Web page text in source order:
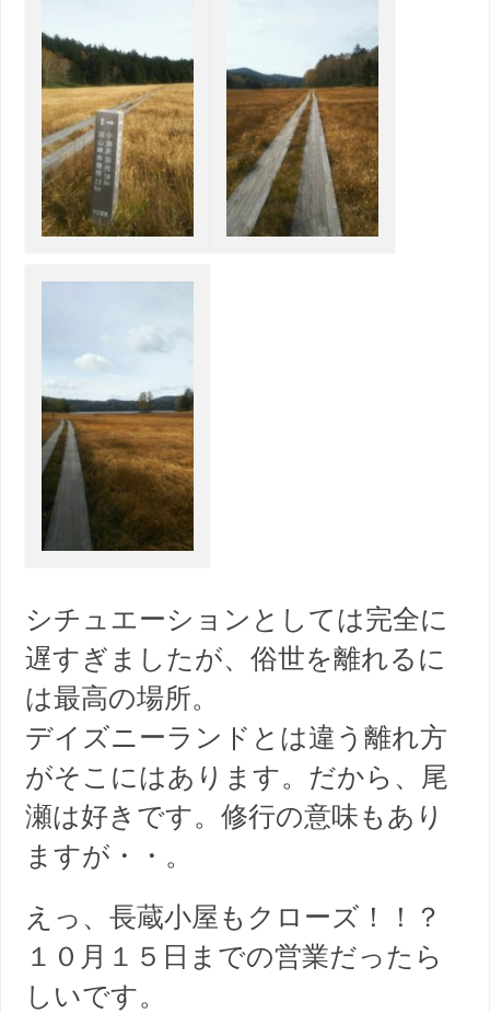
シチュエーションとしては完全に
遅すぎましたが、俗世を離れるに
は最高の場所。
デイズニーランドとは違う離れ方
がそこにはあります。だから、尾
瀬は好きです。修行の意味もあり
ますが・・。
えっ、長蔵小屋もクローズ！！？
１０月１５日までの営業だったら
しいです。